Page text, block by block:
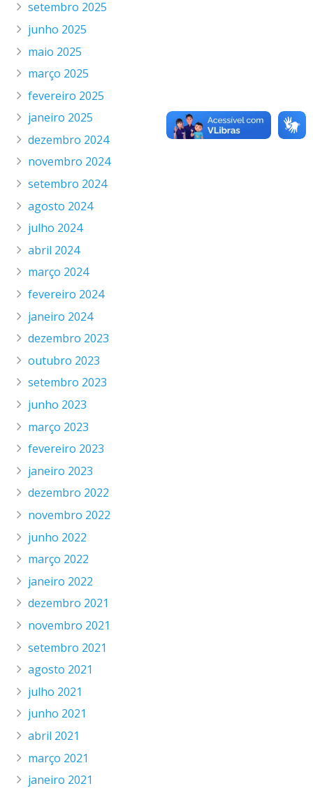
setembro 2025
junho 2025
maio 2025
março 2025
fevereiro 2025
janeiro 2025
dezembro 2024
novembro 2024
setembro 2024
agosto 2024
julho 2024
abril 2024
março 2024
fevereiro 2024
janeiro 2024
dezembro 2023
outubro 2023
setembro 2023
junho 2023
março 2023
fevereiro 2023
janeiro 2023
dezembro 2022
novembro 2022
junho 2022
março 2022
janeiro 2022
dezembro 2021
novembro 2021
setembro 2021
agosto 2021
julho 2021
junho 2021
abril 2021
março 2021
janeiro 2021